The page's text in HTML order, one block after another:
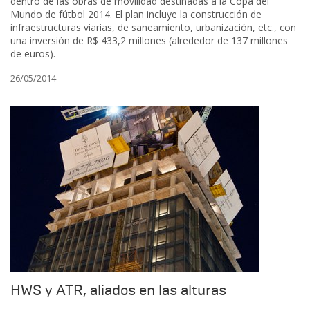
Mundo de fútbol 2014. El plan incluye la construcción de
infraestructuras viarias, de saneamiento, urbanización, etc., con
una inversión de R$ 433,2 millones (alrededor de 137 millones
de euros).
26/05/2014
HWS y ATR, aliados en las alturas